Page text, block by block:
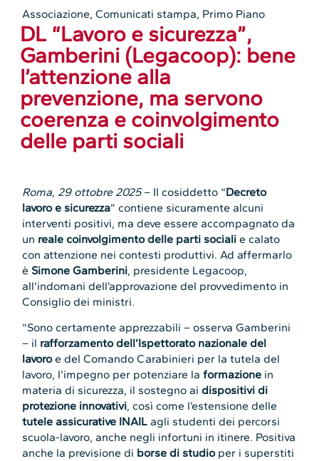
Associazione,Comunicati stampa, Primo Piano
DL “Lavoro e sicurezza”,
Gamberini (Legacoop): bene
l’attenzione alla
prevenzione, ma servono
coerenza e coinvolgimento
delle parti sociali
Roma, 29 ottobre 2025– Il cosiddetto “Decreto
lavoro e sicurezza” contiene sicuramente alcuni
interventi positivi, ma deve essere accompagnato da
un reale coinvolgimento delle parti sociali e calato
con attenzione nei contesti produttivi. Ad affermarlo
è Simone Gamberini, presidente Legacoop,
all’indomani dell’approvazione del provvedimento in
Consiglio dei ministri.
“Sono certamente apprezzabili – osserva Gamberini
– il rafforzamento dell’Ispettorato nazionale del
lavoroe del Comando Carabinieri per la tutela del
lavoro, l’impegno per potenziare laformazione in
materia di sicurezza, il sostegno aidispositivi di
protezione innovativi, così come l’estensione delle
tutele assicurative INAIL agli studenti dei percorsi
scuola-lavoro, anche negli infortuni in itinere. Positiva
anche la previsione di borse di studioper i superstiti